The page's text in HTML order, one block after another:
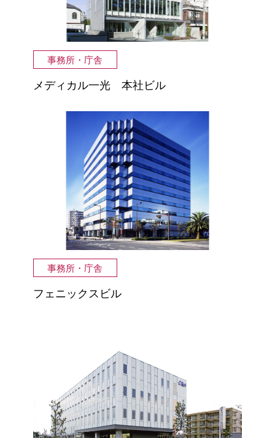
事務所・庁舎
メディカル一光 本社ビル
事務所・庁舎
フェニックスビル